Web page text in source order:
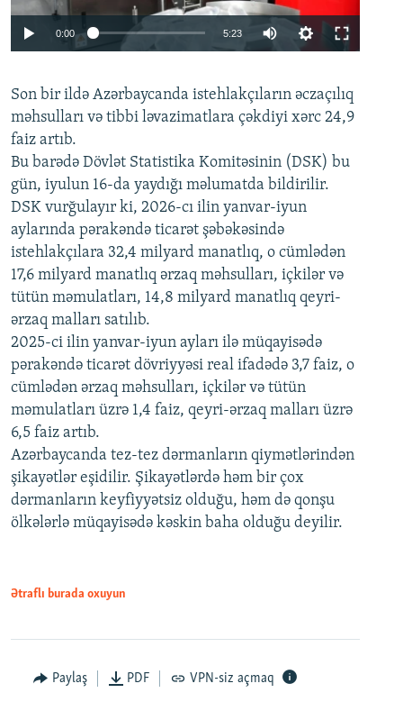
Auto 240p 360p 480p
720p 1080p
0:00 5:23
360p
480p
720p
1080p
Son bir ildə Azərbaycanda istehlakçıların əczaçılıq
məhsulları və tibbi ləvazimatlara çəkdiyi xərc 24,9
faiz artıb.
Bu barədə Dövlət Statistika Komitəsinin (DSK) bu
gün, iyulun 16-da yaydığı məlumatda bildirilir.
DSK vurğulayır ki, 2026-cı ilin yanvar-iyun
aylarında pərakəndə ticarət şəbəkəsində
istehlakçılara 32,4 milyard manatlıq, o cümlədən
17,6 milyard manatlıq ərzaq məhsulları, içkilər və
tütün məmulatları, 14,8 milyard manatlıq qeyri-
ərzaq malları satılıb.
2025-ci ilin yanvar-iyun ayları ilə müqayisədə
pərakəndə ticarət dövriyyəsi real ifadədə 3,7 faiz, o
cümlədən ərzaq məhsulları, içkilər və tütün
məmulatları üzrə 1,4 faiz, qeyri-ərzaq malları üzrə
6,5 faiz artıb.
Azərbaycanda tez-tez dərmanların qiymətlərindən
şikayətlər eşidilir. Şikayətlərdə həm bir çox
dərmanların keyfiyyətsiz olduğu, həm də qonşu
ölkələrlə müqayisədə kəskin baha olduğu deyilir.
Ətraflı burada oxuyun
Paylaş PDF VPN-siz açmaq